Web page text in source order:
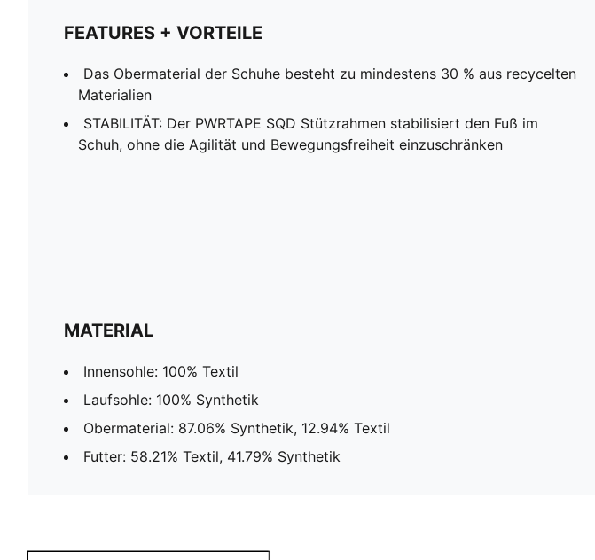
FEATURES + VORTEILE
Das Obermaterial der Schuhe besteht zu mindestens 30 % aus recycelten
Materialien
STABILITÄT: Der PWRTAPE SQD Stützrahmen stabilisiert den Fuß im
Schuh, ohne die Agilität und Bewegungsfreiheit einzuschränken
MATERIAL
Innensohle: 100% Textil
Laufsohle: 100% Synthetik
Obermaterial: 87.06% Synthetik, 12.94% Textil
Futter: 58.21% Textil, 41.79% Synthetik